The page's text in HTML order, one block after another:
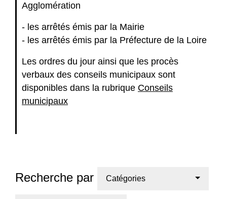
Agglomération
- les arrêtés émis par la Mairie
- les arrêtés émis par la Préfecture de la Loire
Les ordres du jour ainsi que les procès
verbaux des conseils municipaux sont
disponibles dans la rubrique Conseils
municipaux
Recherche par Catégories